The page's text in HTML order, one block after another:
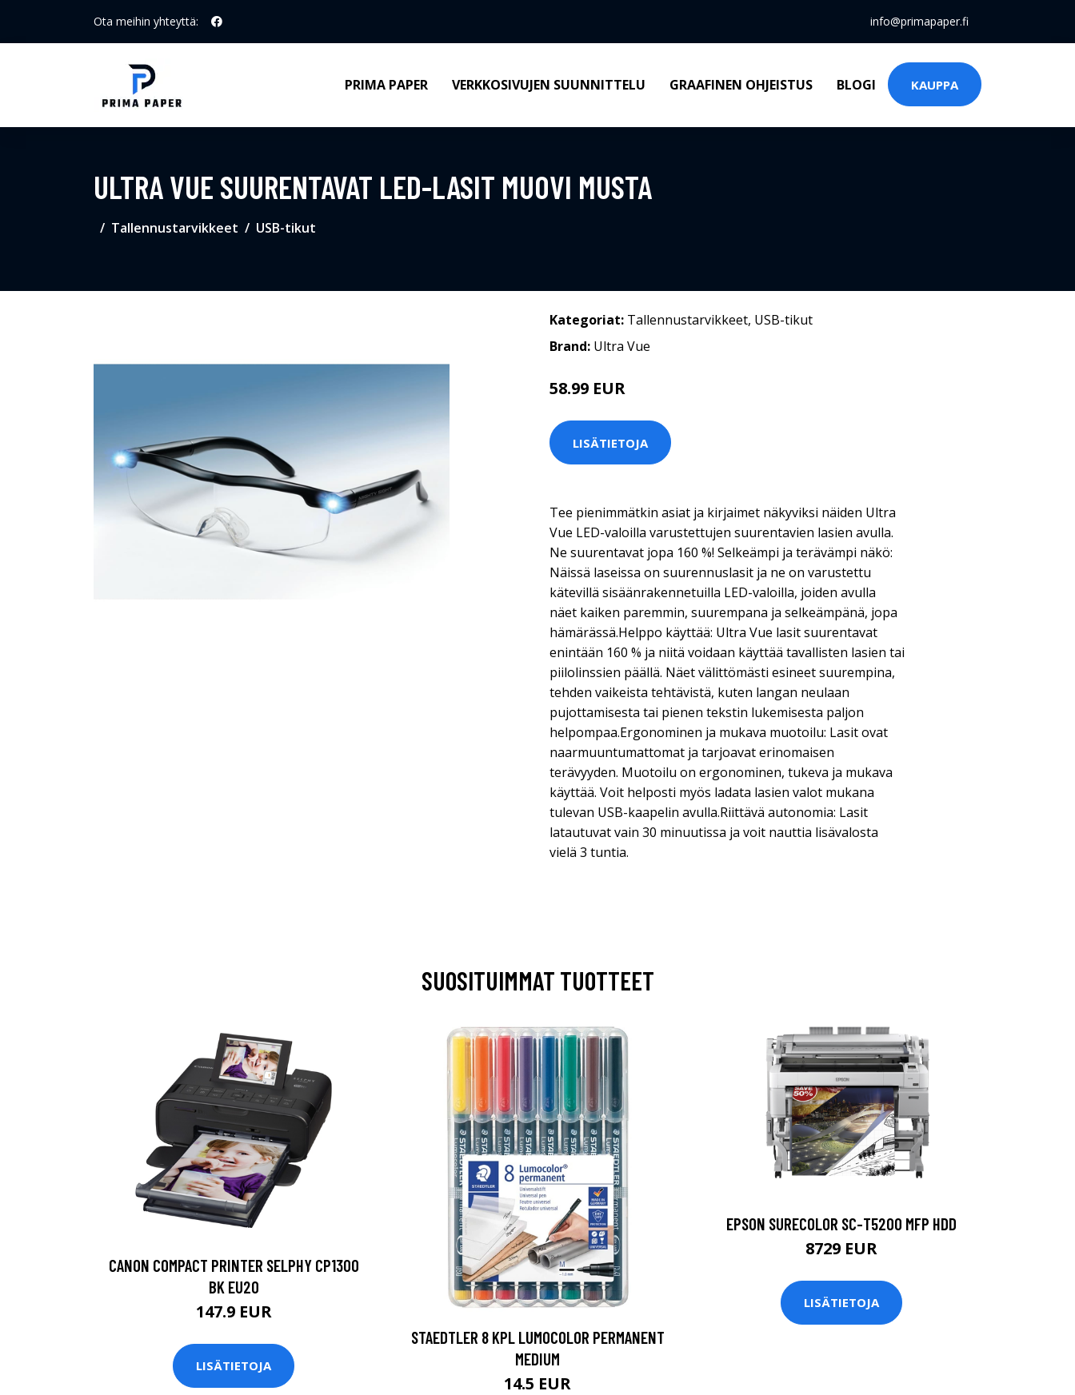
Ota meihin yhteyttä: info@primapaper.fi
PRIMA PAPER VERKKOSIVUJEN SUUNNITTELU GRAAFINEN OHJEISTUS BLOGI KAUPPA
ULTRA VUE SUURENTAVAT LED-LASIT MUOVI MUSTA
Tallennustarvikkeet USB-tikut
Kategoriat: Tallennustarvikkeet, USB-tikut
Brand: Ultra Vue
58.99 EUR
LISÄTIETOJA
Tee pienimmätkin asiat ja kirjaimet näkyviksi näiden Ultra
Vue LED-valoilla varustettujen suurentavien lasien avulla.
Ne suurentavat jopa 160 %! Selkeämpi ja terävämpi näkö:
Näissä laseissa on suurennuslasit ja ne on varustettu
kätevillä sisäänrakennetuilla LED-valoilla, joiden avulla
näet kaiken paremmin, suurempana ja selkeämpänä, jopa
hämärässä.Helppo käyttää: Ultra Vue lasit suurentavat
enintään 160 % ja niitä voidaan käyttää tavallisten lasien tai
piilolinssien päällä. Näet välittömästi esineet suurempina,
tehden vaikeista tehtävistä, kuten langan neulaan
pujottamisesta tai pienen tekstin lukemisesta paljon
helpompaa.Ergonominen ja mukava muotoilu: Lasit ovat
naarmuuntumattomat ja tarjoavat erinomaisen
terävyyden. Muotoilu on ergonominen, tukeva ja mukava
käyttää. Voit helposti myös ladata lasien valot mukana
tulevan USB-kaapelin avulla.Riittävä autonomia: Lasit
latautuvat vain 30 minuutissa ja voit nauttia lisävalosta
vielä 3 tuntia.
SUOSITUIMMAT TUOTTEET
CANON COMPACT PRINTER SELPHY CP1300
BK EU20
147.9 EUR
LISÄTIETOJA
STAEDTLER 8 KPL LUMOCOLOR PERMANENT
MEDIUM
14.5 EUR
EPSON SURECOLOR SC-T5200 MFP HDD
8729 EUR
LISÄTIETOJA